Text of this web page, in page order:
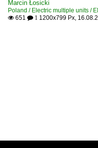
Marcin Łosicki
Poland / Electric multiple units /
 651  1 1200x799 Px,